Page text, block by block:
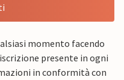
momento facendo
presente in ogni
in conformità con